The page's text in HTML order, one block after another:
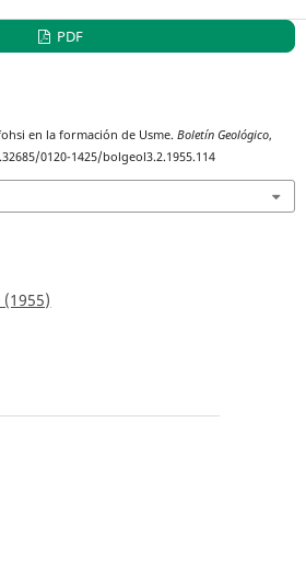
PDF
en la formación de Usme.Boletín Geológico,
0120-1425/bolgeol3.2.1955.114